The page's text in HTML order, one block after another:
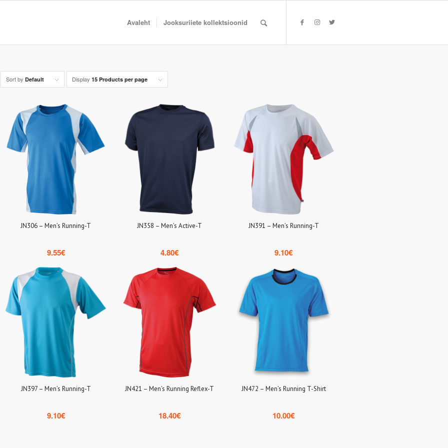
Avaleht Jooksuriiete kollektsioonid
Sort by Default Display 15 Products per page
JN306 – Men’s Running-T
9.55€
JN358 – Men’s Active-T
4.80€
JN391 – Men’s Running-T
9.10€
JN397 – Men’s Running-T
9.10€
JN421 – Men’s Running Reflex-T
18.40€
JN472 – Men’s Running T-Shirt
10.00€